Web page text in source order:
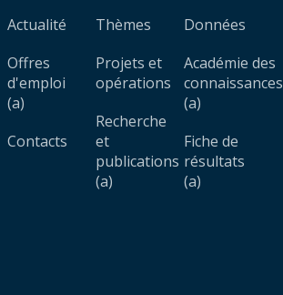
Actualité
Offres
d'emploi
(a)
Contacts
Thèmes
Projets et
opérations
Recherche
et
publications
(a)
Données
Académie des
connaissances
(a)
Fiche de
résultats
(a)